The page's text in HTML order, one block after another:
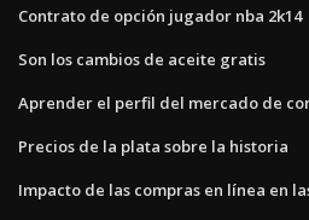
Contrato de opción jugador nba 2k14
Son los cambios de aceite gratis
Aprender el perfil del mercado de
Precios de la plata sobre la historia
Impacto de las compras en línea en